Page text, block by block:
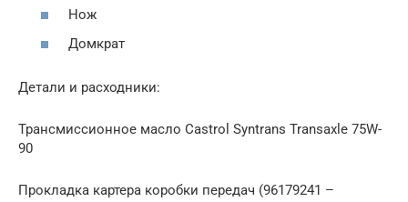
Нож
Домкрат
Детали и расходники:
Трансмиссионное масло Castrol Syntrans Transaxle 75W-
90
Прокладка картера коробки передач (96179241 –